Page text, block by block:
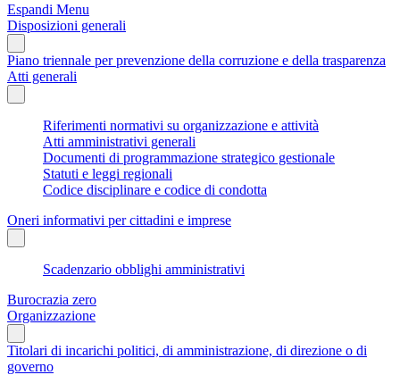
Espandi Menu
Disposizioni generali
Piano triennale per prevenzione della corruzione e della trasparenza
Atti generali
Riferimenti normativi su organizzazione e attività
Atti amministrativi generali
Documenti di programmazione strategico gestionale
Statuti e leggi regionali
Codice disciplinare e codice di condotta
Oneri informativi per cittadini e imprese
Scadenzario obblighi amministrativi
Burocrazia zero
Organizzazione
Titolari di incarichi politici, di amministrazione, di direzione o di
governo